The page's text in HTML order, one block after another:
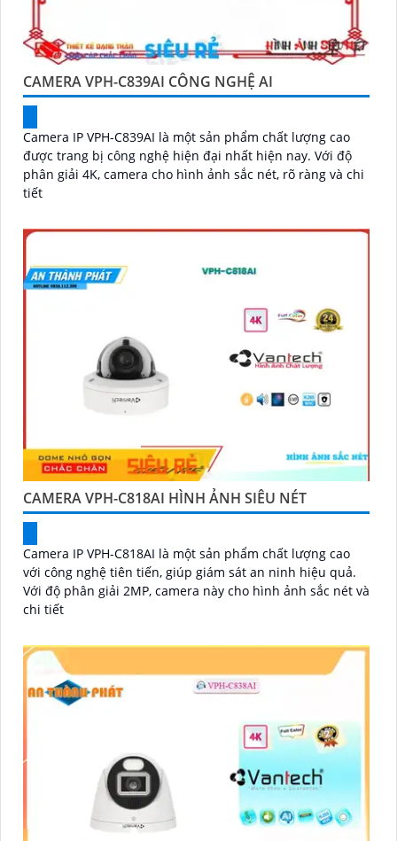
CAMERA VPH-C839AI CÔNG NGHỆ AI
Camera IP VPH-C839AI là một sản phẩm chất lượng cao
được trang bị công nghệ hiện đại nhất hiện nay. Với độ
phân giải 4K, camera cho hình ảnh sắc nét, rõ ràng và chi
tiết
CAMERA VPH-C818AI HÌNH ẢNH SIÊU NÉT
Camera IP VPH-C818AI là một sản phẩm chất lượng cao
với công nghệ tiên tiến, giúp giám sát an ninh hiệu quả.
Với độ phân giải 2MP, camera này cho hình ảnh sắc nét và
chi tiết